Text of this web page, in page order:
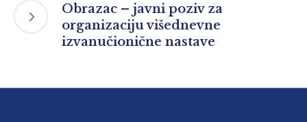
Obrazac – javni poziv za
organizaciju višednevne
izvanučionične nastave